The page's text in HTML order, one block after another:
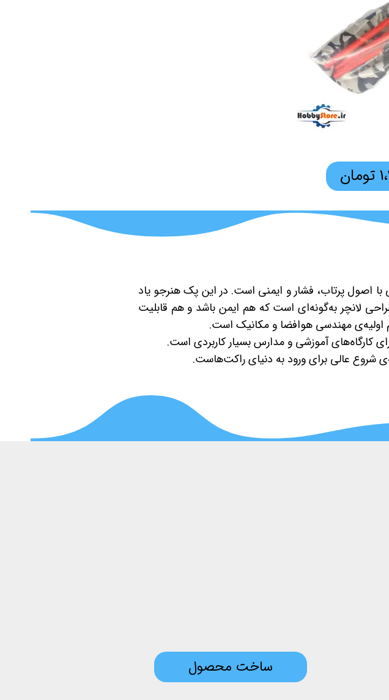
اصول پرتاب، فشار و ایمنی است. در این پک هنرجو یاد
لانچر به‌گونه‌ای است که هم ایمن باشد و هم قابلیت
اولیه‌ی مهندسی هوافضا و مکانیک است.
کارگاه‌های آموزشی و مدارس بسیار کاربردی است.
شروع عالی برای ورود به دنیای راکت‌هاست.
ساخت محصول